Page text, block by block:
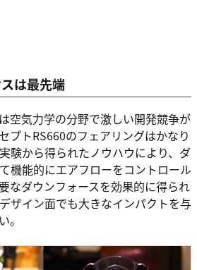
は最先端
空気力学の分野で激しい開発競争が
プトRS660のフェアリングはかなり
験から得られたノウハウにより、ダ
機能的にエアフローをコントロール
なダウンフォースを効果的に得られ
ザイン面でも大きなインパクトを与
。